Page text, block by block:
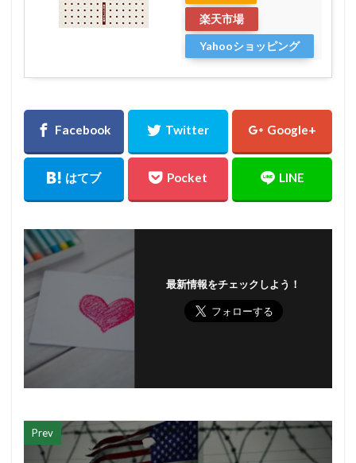
楽天市場
Yahooショッピング
最新情報をチェックしよう！
Prev